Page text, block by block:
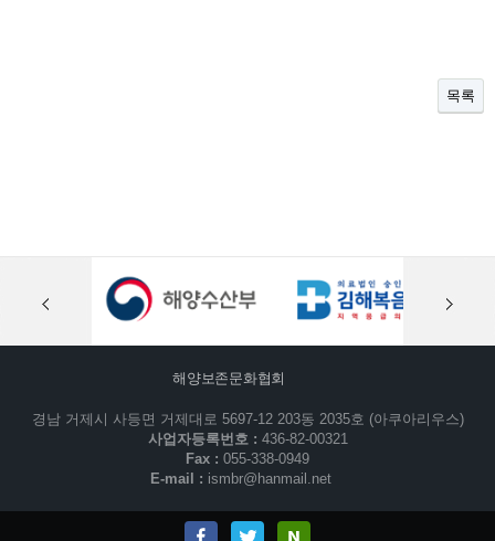
목록
해양보존문화협회
경남 거제시 사등면 거제대로 5697-12 203동 2035호 (아쿠아리우스)
사업자등록번호 : 436-82-00321
Fax : 055-338-0949
E-mail : ismbr@hanmail.net